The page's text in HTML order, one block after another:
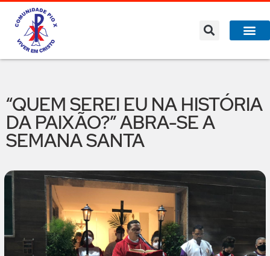
“QUEM SEREI EU NA HISTÓRIA
DA PAIXÃO?” ABRA-SE A
SEMANA SANTA